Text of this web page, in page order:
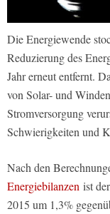
Die Energiewende
Reduzierung des
Jahr erneut entfernt.
von Solar- und
Stromversorgung
Schwierigkeiten und
Nach den
Energiebilanzen ist
2015 um 1,3%